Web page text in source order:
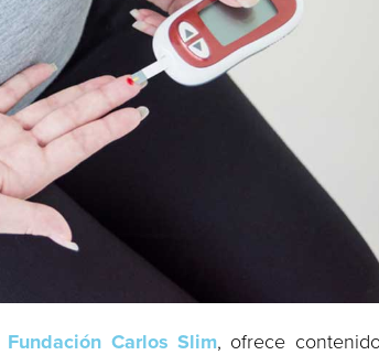
Fundación Carlos Slim, ofrece